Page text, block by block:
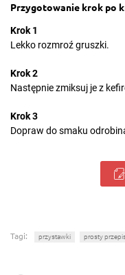
Przygotowanie krok po
Krok 1
Lekko rozmroź gruszki.
Krok 2
Następnie zmiksuj je z
Krok 3
Dopraw do smaku
Tagi: przystawki prosty